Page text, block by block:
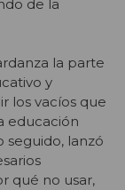
de la
la parte
y
los vacíos que
educación
seguido, lanzó
qué no usar,